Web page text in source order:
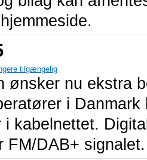
tilgængelig
ønsker nu ekstra
i
i kabelnettet.
FM/DAB+ signalet.